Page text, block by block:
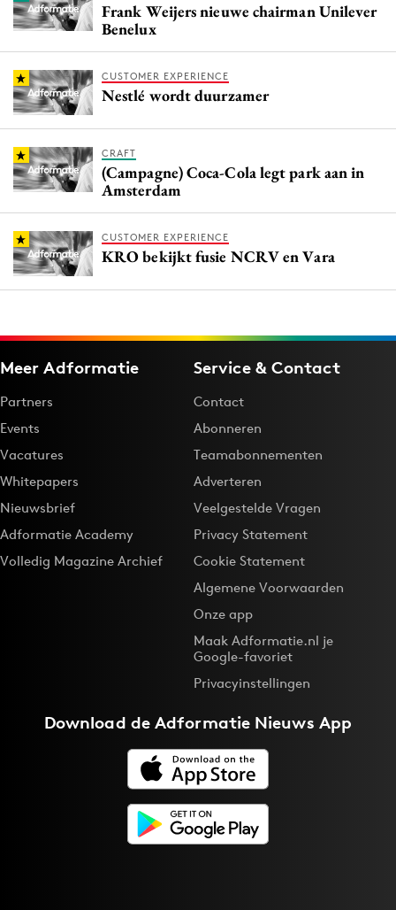
Frank Weijers nieuwe chairman Unilever
Benelux
CUSTOMER EXPERIENCE
Nestlé wordt duurzamer
CRAFT
(Campagne) Coca-Cola legt park aan in
Amsterdam
CUSTOMER EXPERIENCE
KRO bekijkt fusie NCRV en Vara
Meer Adformatie
Partners
Events
Vacatures
Whitepapers
Nieuwsbrief
Adformatie Academy
Volledig Magazine Archief
Service & Contact
Contact
Abonneren
Teamabonnementen
Adverteren
Veelgestelde Vragen
Privacy Statement
Cookie Statement
Algemene Voorwaarden
Onze app
Maak Adformatie.nl je
Google-favoriet
Privacyinstellingen
Download deAdformatie Nieuws App